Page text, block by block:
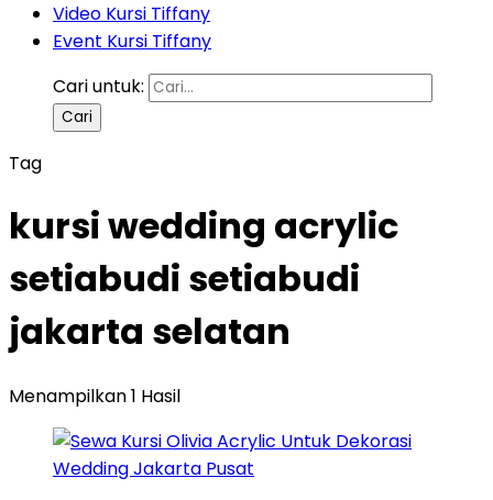
Video Kursi Tiffany
Event Kursi Tiffany
Cari untuk:
Tag
kursi wedding acrylic
setiabudi setiabudi
jakarta selatan
Menampilkan 1 Hasil